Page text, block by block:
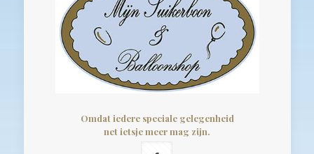
Omdat iedere speciale gelegenheid
net ietsje meer mag zijn.